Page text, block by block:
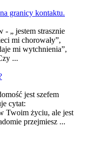
granicy kontaktu.
- „ jestem strasznie
mi chorowały”,
mi wytchnienia”,
...
jest szefem
cytat:
Twoim życiu, ale jest
przejmiesz ...